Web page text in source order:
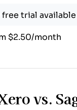
trial available
$2.50/month
vs.